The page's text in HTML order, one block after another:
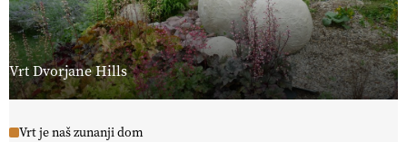
Vrt Dvorjane Hills
Vrt je naš zunanji dom